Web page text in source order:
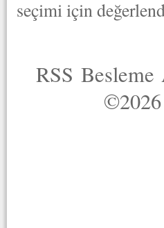
seçimi için
RSS